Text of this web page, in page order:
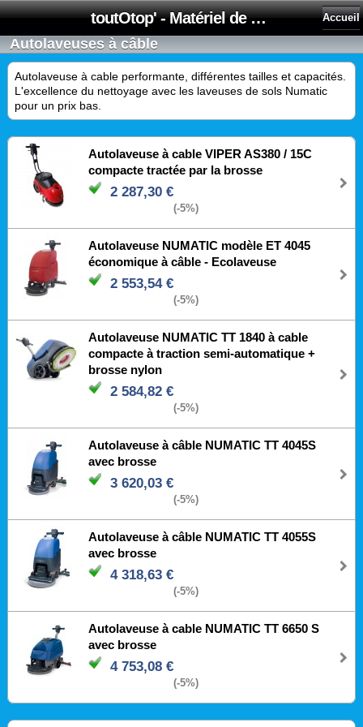
toutOtop' - Matériel de nettoyage, produit d'entretien, lubrifiant pour professionnel et particulier Accueil
Autolaveuses à câble
Autolaveuse à cable performante, différentes tailles et capacités.
L'excellence du nettoyage avec les laveuses de sols Numatic
pour un prix bas.
Autolaveuse à cable VIPER AS380 / 15C
compacte tractée par la brosse
2 287,30 €
(-5%)
Autolaveuse NUMATIC modèle ET 4045
économique à câble - Ecolaveuse
2 553,54 €
(-5%)
Autolaveuse NUMATIC TT 1840 à cable
compacte à traction semi-automatique +
brosse nylon
2 584,82 €
(-5%)
Autolaveuse à câble NUMATIC TT 4045S
avec brosse
3 620,03 €
(-5%)
Autolaveuse à câble NUMATIC TT 4055S
avec brosse
4 318,63 €
(-5%)
Autolaveuse à cable NUMATIC TT 6650 S
avec brosse
4 753,08 €
(-5%)